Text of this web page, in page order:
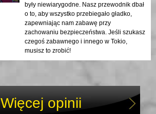
były niewiarygodne. Nasz przewodnik dbał
o to, aby wszystko przebiegało gładko,
zapewniając nam zabawę przy
zachowaniu bezpieczeństwa. Jeśli szukasz
czegoś zabawnego i innego w Tokio,
musisz to zrobić!
Więcej opinii